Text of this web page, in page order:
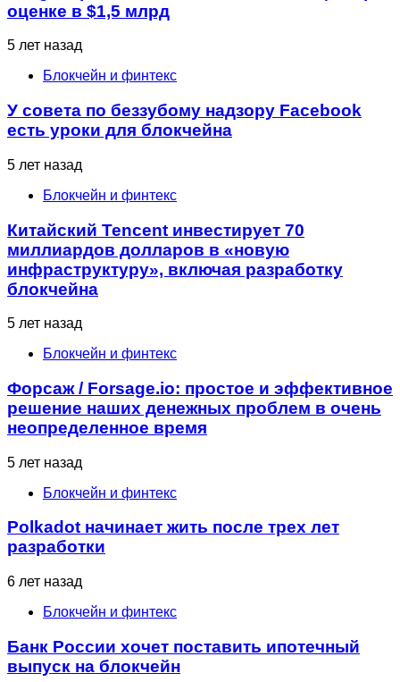
оценке в $1,5 млрд
5 лет назад
Блокчейн и финтекс
У совета по беззубому надзору Facebook
есть уроки для блокчейна
5 лет назад
Блокчейн и финтекс
Китайский Tencent инвестирует 70
миллиардов долларов в «новую
инфраструктуру», включая разработку
блокчейна
5 лет назад
Блокчейн и финтекс
Форсаж / Forsage.io: простое и эффективное
решение наших денежных проблем в очень
неопределенное время
5 лет назад
Блокчейн и финтекс
Polkadot начинает жить после трех лет
разработки
6 лет назад
Блокчейн и финтекс
Банк России хочет поставить ипотечный
выпуск на блокчейн